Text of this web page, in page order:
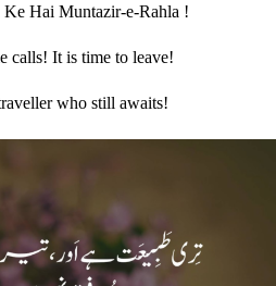
Ke Hai Muntazir-e-Rahla !
calls! It is time to leave!
who still awaits!